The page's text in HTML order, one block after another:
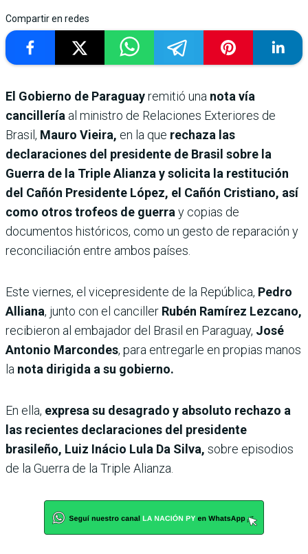
Compartir en redes
El Gobierno de Paraguayremitió una nota vía
cancillería al ministro de Relaciones Exteriores de
Brasil, Mauro Vieira, en la que rechaza las
declaraciones del presidente de Brasil sobre la
Guerra de la Triple Alianza y solicita la restitución
del Cañón Presidente López, el Cañón Cristiano, así
como otros trofeos de guerra y copias de
documentos históricos, como un gesto de reparación y
reconciliación entre ambos países.
Este viernes, el vicepresidente de la República, Pedro
Alliana, junto con el canciller Rubén Ramírez Lezcano,
recibieron al embajador del Brasil en Paraguay, José
Antonio Marcondes, para entregarle en propias manos
la nota dirigida a su gobierno.
En ella, expresa su desagrado y absoluto rechazo a
las recientes declaraciones del presidente
brasileño, Luiz Inácio Lula Da Silva, sobre episodios
de la Guerra de la Triple Alianza.